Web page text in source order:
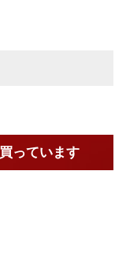
っています